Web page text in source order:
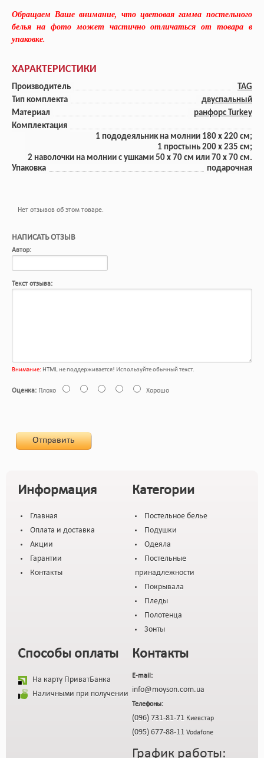
Обращаем Ваше внимание, что цветовая гамма постельного
белья на фото может частично отличаться от товара в
упаковке.
ХАРАКТЕРИСТИКИ
Производитель
TAG
Тип комплекта
двуспальный
Материал
ранфорс Turkey
Комплектация
1 пододеяльник на молнии 180 x 220 см;
1 прoстынь 200 x 235 см;
2 наволочки на молнии с ушками 50 x 70 см или 70 x 70 см.
Упаковка
подарочная
Нет отзывов об этом товаре.
НАПИСАТЬ ОТЗЫВ
Автор:
Текст отзыва:
Внимание: HTML не поддерживается! Используйте обычный текст.
Оценка: Плохо Хорошо
Отправить
Информация
Главная
Оплата и доставка
Акции
Гарантии
Контакты
Категории
Постельное белье
Подушки
Одеяла
Постельные
принадлежности
Покрывала
Пледы
Полотенца
Зонты
Способы оплаты
На карту ПриватБанка
Наличными при получении
Контакты
E-mail:
info@moyson.com.ua
Телефоны:
(096) 731-81-71 Киевстар
(095) 677-88-11 Vodafone
График работы: